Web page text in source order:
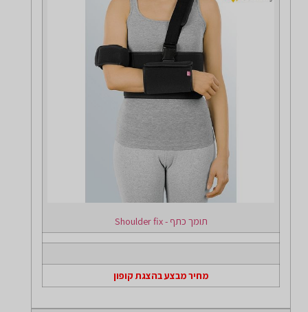
תומך כתף - Shoulder fix
מחיר מבצע בהצגת קופון